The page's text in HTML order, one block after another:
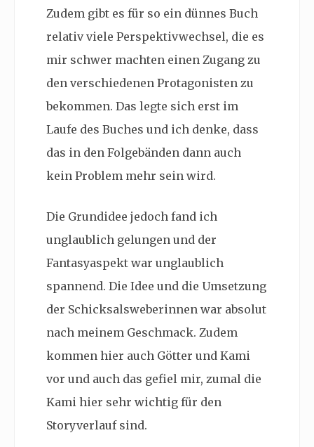
Zudem gibt es für so ein dünnes Buch
relativ viele Perspektivwechsel, die es
mir schwer machten einen Zugang zu
den verschiedenen Protagonisten zu
bekommen. Das legte sich erst im
Laufe des Buches und ich denke, dass
das in den Folgebänden dann auch
kein Problem mehr sein wird.
Die Grundidee jedoch fand ich
unglaublich gelungen und der
Fantasyaspekt war unglaublich
spannend. Die Idee und die Umsetzung
der Schicksalsweberinnen war absolut
nach meinem Geschmack. Zudem
kommen hier auch Götter und Kami
vor und auch das gefiel mir, zumal die
Kami hier sehr wichtig für den
Storyverlauf sind.